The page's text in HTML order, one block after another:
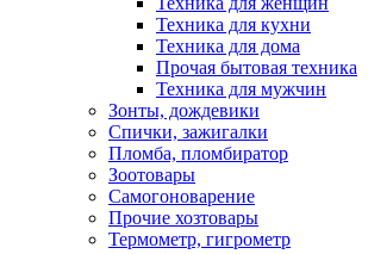
Техника для кухни
Техника для дома
Прочая бытовая техника
Техника для мужчин
Зонты, дождевики
Спички, зажигалки
Пломба, пломбиратор
Зоотовары
Самогоноварение
Прочие хозтовары
Термометр, гигрометр